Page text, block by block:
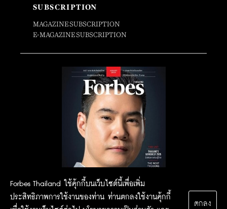
Forbes Thailand ใช้คุ้กกี้บนเว็บไซต์นี้เพื่อเพิ่ม
ประสิทธิภาพการใช้งานของท่าน ท่านตกลงใช้งานคุ้กกี้
ตกลง
SUBSCRIPTION
MAGAZINE SUBSCRIPTION
E-MAGAZINE SUBSCRIPTION